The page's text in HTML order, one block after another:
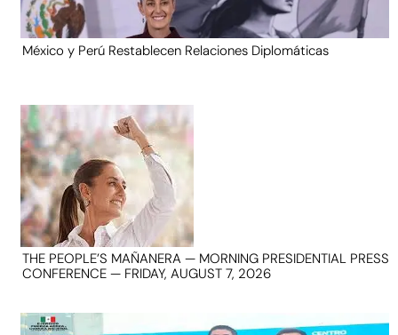
México y Perú Restablecen Relaciones Diplomáticas
THE PEOPLE’S MAÑANERA — MORNING PRESIDENTIAL PRESS
CONFERENCE — FRIDAY, AUGUST 7, 2026